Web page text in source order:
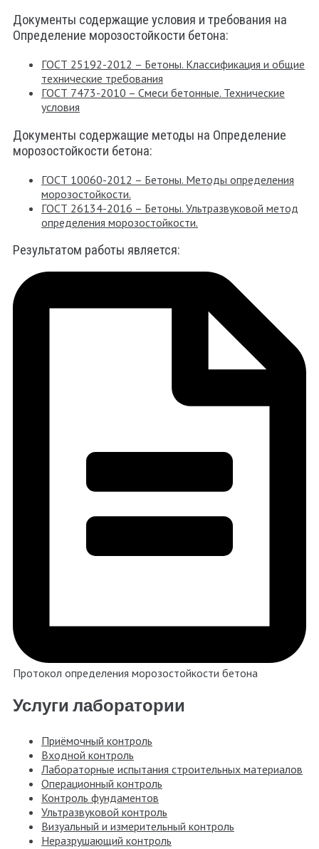
Документы содержащие условия и требования на
Определение морозостойкости бетона:
ГОСТ 25192-2012 – Бетоны. Классификация и общие
технические требования
ГОСТ 7473-2010 – Смеси бетонные. Технические
условия
Документы содержащие методы на Определение
морозостойкости бетона:
ГОСТ 10060-2012 – Бетоны. Методы определения
морозостойкости.
ГОСТ 26134-2016 – Бетоны. Ультразвуковой метод
определения морозостойкости.
Результатом работы является:
Протокол определения морозостойкости бетона
Услуги лаборатории
Приёмочный контроль
Входной контроль
Лабораторные испытания строительных материалов
Операционный контроль
Контроль фундаментов
Ультразвуковой контроль
Визуальный и измерительный контроль
Неразрушающий контроль